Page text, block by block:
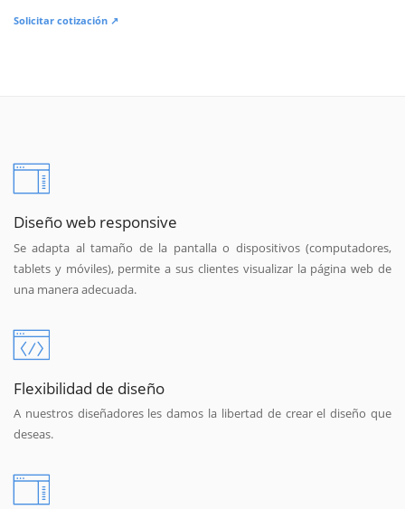
Solicitar cotización ↗
Diseño web responsive
Se adapta al tamaño de la pantalla o dispositivos (computadores,
tablets y móviles), permite a sus clientes visualizar la página web de
una manera adecuada.
Flexibilidad de diseño
A nuestros diseñadores les damos la libertad de crear el diseño que
deseas.